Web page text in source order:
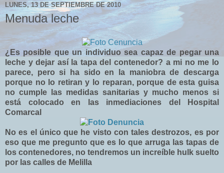
LUNES, 13 DE SEPTIEMBRE DE 2010
Menuda leche
¿Es posible que un individuo sea capaz de pegar una
leche y dejar así la tapa del contenedor? a mi no me lo
parece, pero si ha sido en la maniobra de descarga
porque no lo retiran y lo reparan, porque de esta guisa
no cumple las medidas sanitarias y mucho menos si
está colocado en las inmediaciones del Hospital
Comarcal
No es el único que he visto con tales destrozos, es por
eso que me pregunto que es lo que arruga las tapas de
los contenedores, no tendremos un increíble hulk suelto
por las calles de Melilla